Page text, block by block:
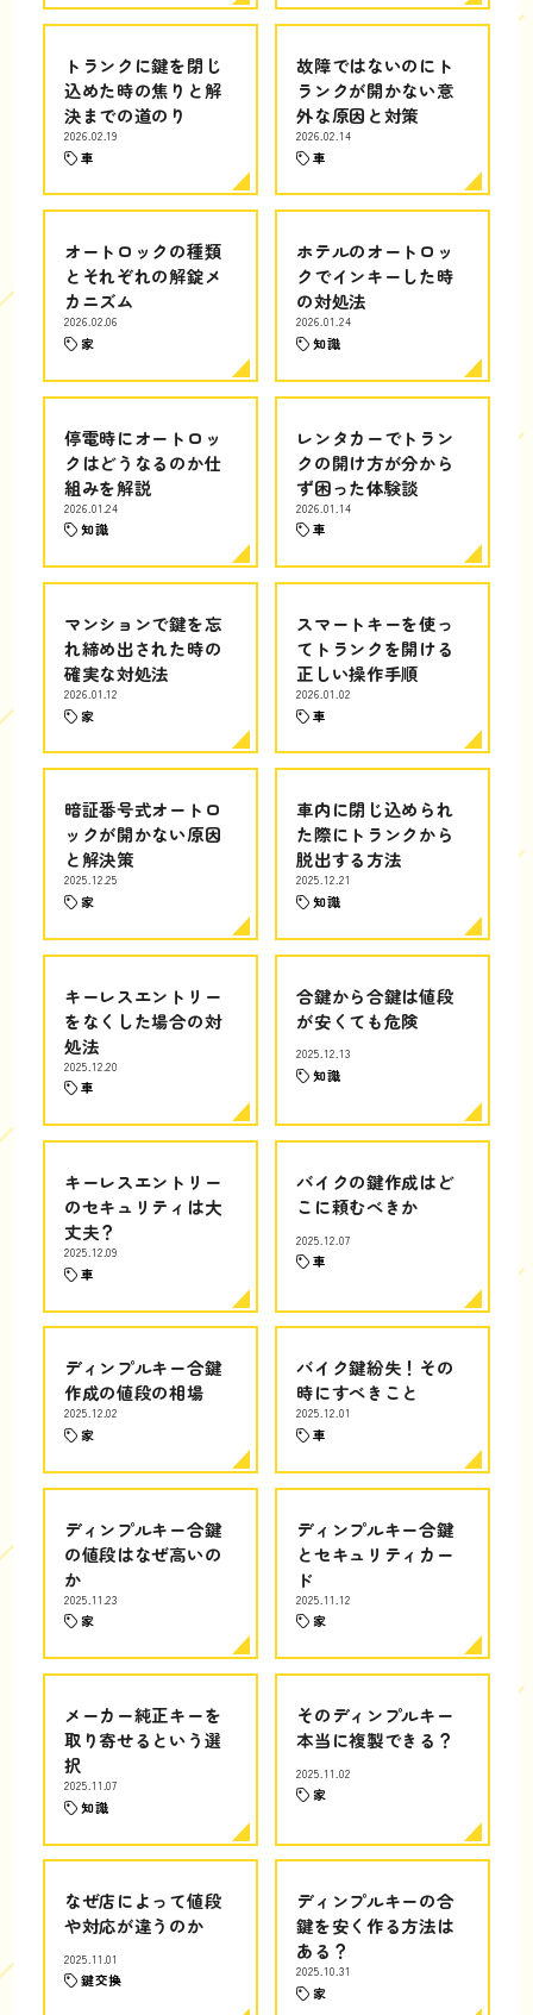
トランクに鍵を閉じ
込めた時の焦りと解
決までの道のり
2026.02.19
車
故障ではないのにト
ランクが開かない意
外な原因と対策
2026.02.14
車
オートロックの種類
とそれぞれの解錠メ
カニズム
2026.02.06
家
ホテルのオートロッ
クでインキーした時
の対処法
2026.01.24
知識
停電時にオートロッ
クはどうなるのか仕
組みを解説
2026.01.24
知識
レンタカーでトラン
クの開け方が分から
ず困った体験談
2026.01.14
車
マンションで鍵を忘
れ締め出された時の
確実な対処法
2026.01.12
家
スマートキーを使っ
てトランクを開ける
正しい操作手順
2026.01.02
車
暗証番号式オートロ
ックが開かない原因
と解決策
2025.12.25
家
車内に閉じ込められ
た際にトランクから
脱出する方法
2025.12.21
知識
キーレスエントリー
をなくした場合の対
処法
2025.12.20
車
合鍵から合鍵は値段
が安くても危険
2025.12.13
知識
キーレスエントリー
のセキュリティは大
丈夫？
2025.12.09
車
バイクの鍵作成はど
こに頼むべきか
2025.12.07
車
ディンプルキー合鍵
作成の値段の相場
2025.12.02
家
バイク鍵紛失！その
時にすべきこと
2025.12.01
車
ディンプルキー合鍵
の値段はなぜ高いの
か
2025.11.23
家
ディンプルキー合鍵
とセキュリティカー
ド
2025.11.12
家
メーカー純正キーを
取り寄せるという選
択
2025.11.07
知識
そのディンプルキー
本当に複製できる？
2025.11.02
家
なぜ店によって値段
や対応が違うのか
2025.11.01
鍵交換
ディンプルキーの合
鍵を安く作る方法は
ある？
2025.10.31
家